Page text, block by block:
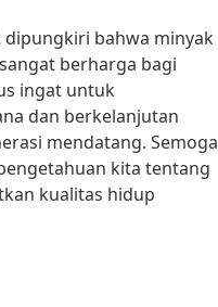
bahwa minyak
berharga bagi
ingat untuk
dan berkelanjutan
mendatang. Semoga
kita tentang
kualitas hidup